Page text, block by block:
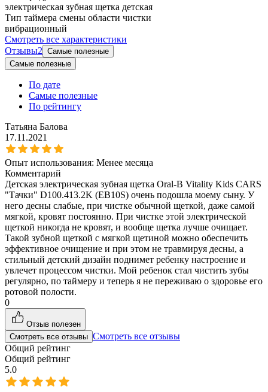
электрическая зубная щетка детская
Тип таймера смены области чистки
вибрационный
Смотреть все характеристики
Отзывы2 Самые полезные
Самые полезные
По дате
Самые полезные
По рейтингу
Татьяна Балова
17.11.2021
Опыт использования: Менее месяца
Комментарий
Детская электрическая зубная щетка Oral-B Vitality Kids CARS
"Тачки" D100.413.2K (EB10S) очень подошла моему сыну. У
него десны слабые, при чистке обычной щеткой, даже самой
мягкой, кровят постоянно. При чистке этой электрической
щеткой никогда не кровят, и вообще щетка лучше очищает.
Такой зубной щеткой с мягкой щетиной можно обеспечить
эффективное очищение и при этом не травмируя десны, а
стильный детский дизайн поднимет ребенку настроение и
увлечет процессом чистки. Мой ребенок стал чистить зубы
регулярно, по таймеру и теперь я не переживаю о здоровье его
ротовой полости.
0
Отзыв полезен
Смотреть все отзывы Смотреть все отзывы
Общий рейтинг
Общий рейтинг
5.0